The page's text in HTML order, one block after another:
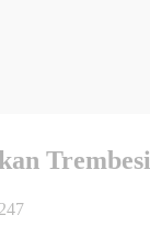
Trembesi